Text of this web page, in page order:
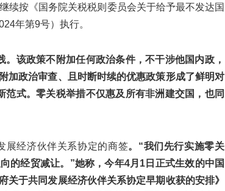
续按《国务院关税税则委员会关于给予最不发达国
年第9号）执行。
该政策不附加任何政治条件，不干涉他国内政，
加政治审查、且时断时续的优惠政策形成了鲜明对
式。零关税举措不仅惠及所有非洲建交国，也同
展经济伙伴关系协定的商签。“我们先行实施零关
的经贸减让。”她称，今年4月1日正式生效的中国
于共同发展经济伙伴关系协定早期收获的安排》